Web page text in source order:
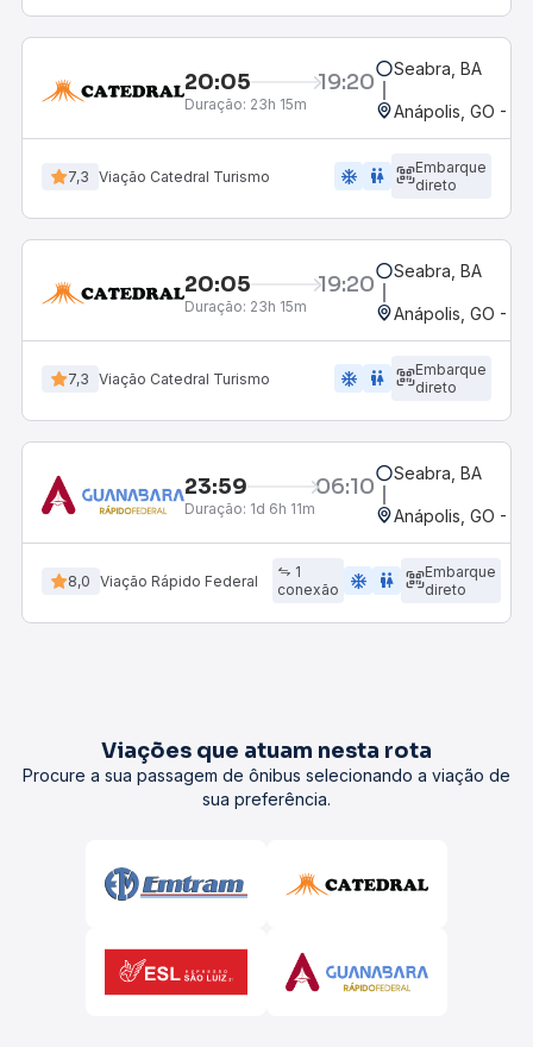
20:05 19:20
Duração: 23h 15m
Seabra, BA
Anápolis, GO -
7,3 Viação Catedral Turismo ac_unit wc
Embarque
direto
20:05 19:20
Duração: 23h 15m
Seabra, BA
Anápolis, GO -
7,3 Viação Catedral Turismo ac_unit wc
Embarque
direto
23:59 06:10
Duração: 1d 6h 11m
Seabra, BA
Anápolis, GO -
8,0 Viação Rápido Federal
1
conexão
ac_unit wc
Embarque
direto
Viações que atuam nesta rota
Procure a sua passagem de ônibus selecionando a viação de
sua preferência.